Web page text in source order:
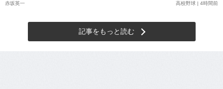
赤坂英一 高校野球 | 4時間前
記事をもっと読む